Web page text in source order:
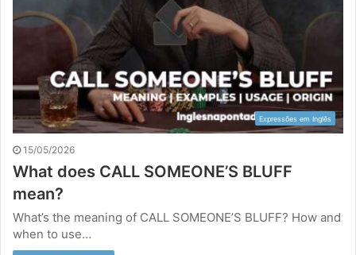
Expressões em Inglês
15/05/2026
What does CALL SOMEONE’S BLUFF
mean?
What’s the meaning of CALL SOMEONE’S BLUFF? How and
when to use…